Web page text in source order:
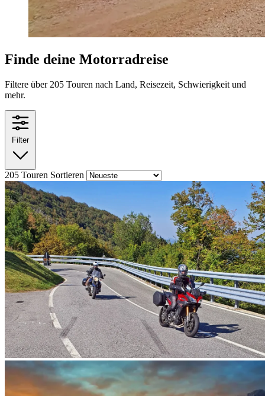
Finde deine Motorradreise
Filtere über 205 Touren nach Land, Reisezeit, Schwierigkeit und
mehr.
Filter
205 Touren Sortieren